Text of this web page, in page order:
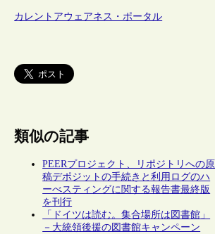
カレントアウェアネス・ポータル
類似の記事
PEERプロジェクト、リポジトリへの原
稿デポジットの手続きと利用ログのハ
ーべスティングに関する報告書最終版
を刊行
「ドイツは読む。集合場所は図書館」
－大統領後援の図書館キャンペーン